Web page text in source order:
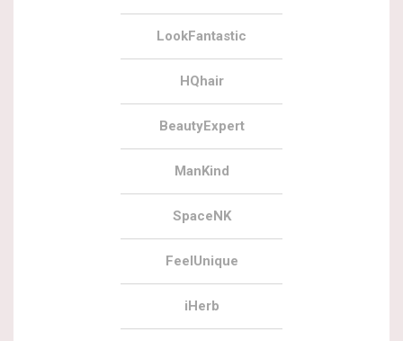
LookFantastic
HQhair
BeautyExpert
ManKind
SpaceNK
FeelUnique
iHerb